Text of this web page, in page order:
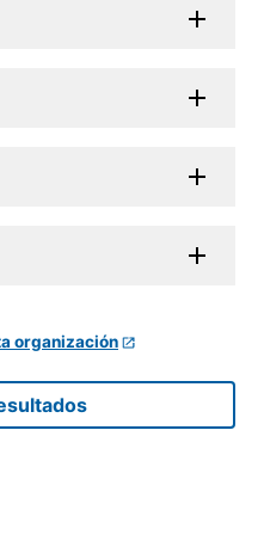
organización